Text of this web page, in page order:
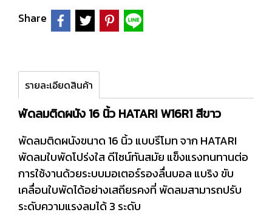
Share
รายละเอียดสินค้า
พัดลมติดผนัง 16 นิ้ว HATARI W16R1 สีขาว
พัดลมติดผนังขนาด 16 นิ้ว แบบรีโมท จาก HATARI
พัดลมใบพัดโปร่งใส ดีไซน์ทันสมัย แข็งแรงทนทานต่อ
การใช้งานด้วยระบบมอเตอร์รองลื่นบอล แบริง ขับ
เคลื่อนใบพัดได้อย่างเสถียรคงที่ พัดลมสามารถปรับ
ระดับความแรงลมได้ 3 ระดับ